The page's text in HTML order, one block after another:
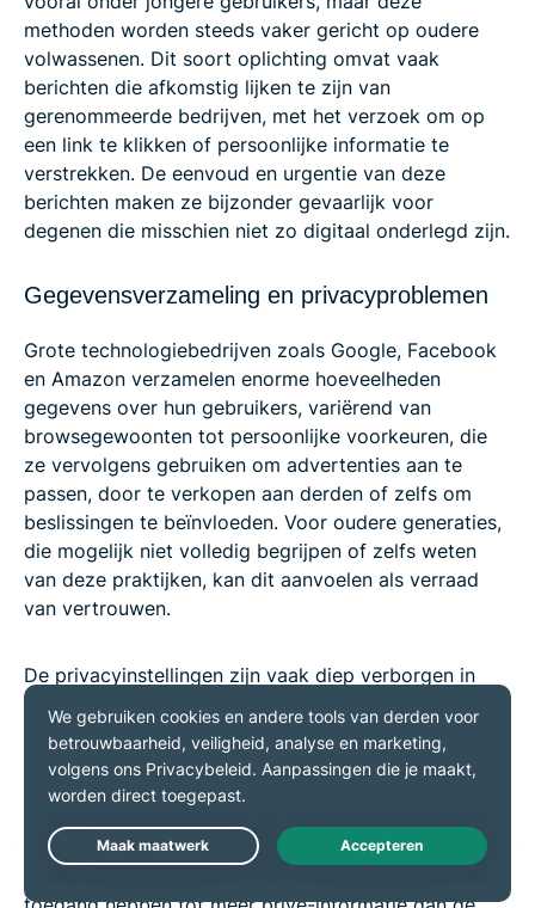
methoden worden steeds vaker gericht op oudere
volwassenen. Dit soort oplichting omvat vaak
berichten die afkomstig lijken te zijn van
gerenommeerde bedrijven, met het verzoek om op
een link te klikken of persoonlijke informatie te
verstrekken. De eenvoud en urgentie van deze
berichten maken ze bijzonder gevaarlijk voor
degenen die misschien niet zo digitaal onderlegd zijn.
Gegevensverzameling en privacyproblemen
Grote technologiebedrijven zoals Google, Facebook
en Amazon verzamelen enorme hoeveelheden
gegevens over hun gebruikers, variërend van
browsegewoonten tot persoonlijke voorkeuren, die
ze vervolgens gebruiken om advertenties aan te
passen, door te verkopen aan derden of zelfs om
beslissingen te beïnvloeden. Voor oudere generaties,
die mogelijk niet volledig begrijpen of zelfs weten
van deze praktijken, kan dit aanvoelen als verraad
van vertrouwen.
De privacyinstellingen zijn vaak diep verborgen in
apps en websites, waardoor ze moeilijk te vinden en
aan te passen zijn. Daardoor blijven veel oudere
volwassenen kwetsbaar voor het verzamelen van hun
gegevens zonder dat zij daar bewust toestemming
cameratoegang en microfoonrechten bijvoorbeeld